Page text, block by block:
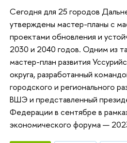
Сегодня для 25 городов
утверждены мастер-планы с
проектами обновления и
2030 и 2040 годов. Одним из
мастер-план развития
округа, разработанный
городского и регионального
ВШЭ и представленный
Федерации в сентябре в
экономического форума —